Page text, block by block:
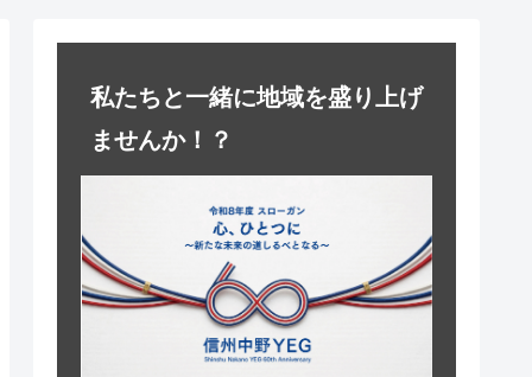
私たちと一緒に地域を盛り上げ
ませんか！？